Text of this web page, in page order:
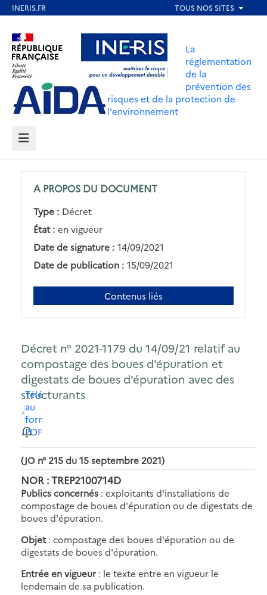
contenu
principal
Aller au contenu Aller au menu
Aller au pied de page
La
réglementation
de la
prévention des
risques et de la protection de
l'environnement
MENU
A PROPOS DU DOCUMENT
Type : Décret
État : en vigueur
Date de signature : 14/09/2021
Date de publication : 15/09/2021
Contenus liés
Décret n° 2021-1179 du 14/09/21 relatif au
compostage des boues d'épuration et
digestats de boues d'épuration avec des
structurants
Télécharger
au
format
PDF
(JO n° 215 du 15 septembre 2021)
NOR : TREP2100714D
Publics concernés : exploitants d'installations de
compostage de boues d'épuration ou de digestats de
boues d'épuration.
Objet: compostage des boues d'épuration ou de
digestats de boues d'épuration.
Entrée en vigueur : le texte entre en vigueur le
lendemain de sa publication.